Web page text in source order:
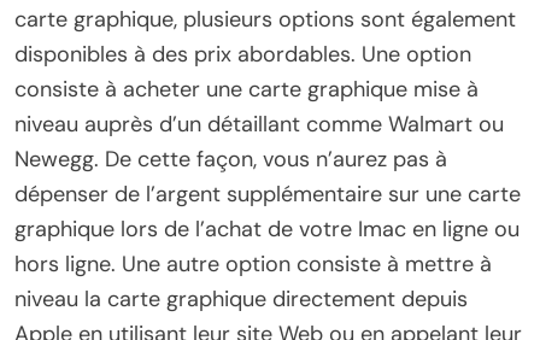
carte graphique, plusieurs options sont également
disponibles à des prix abordables. Une option
consiste à acheter une carte graphique mise à
niveau auprès d’un détaillant comme Walmart ou
Newegg. De cette façon, vous n’aurez pas à
dépenser de l’argent supplémentaire sur une carte
graphique lors de l’achat de votre Imac en ligne ou
hors ligne. Une autre option consiste à mettre à
niveau la carte graphique directement depuis
Apple en utilisant leur site Web ou en appelant leur